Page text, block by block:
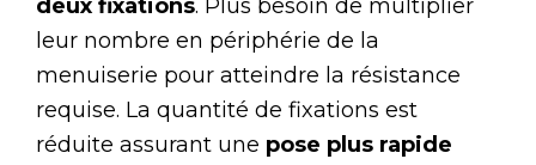
deux fixations. Plus besoin de multiplier
leur nombre en périphérie de la
menuiserie pour atteindre la résistance
requise. La quantité de fixations est
réduite assurant une pose plus rapide